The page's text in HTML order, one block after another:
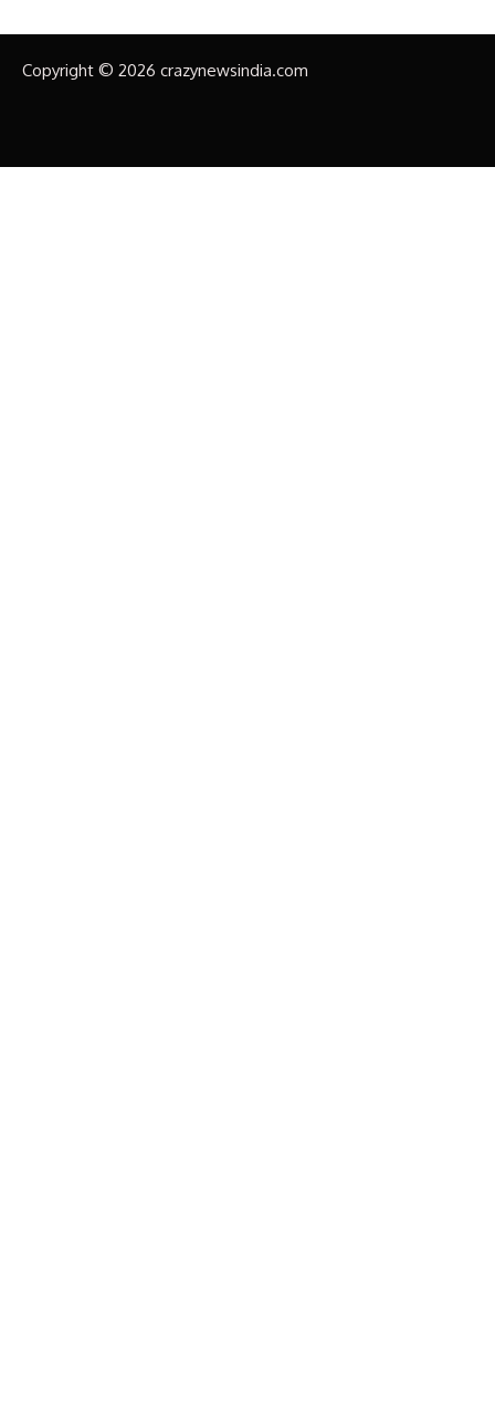
Copyright © 2026 crazynewsindia.com